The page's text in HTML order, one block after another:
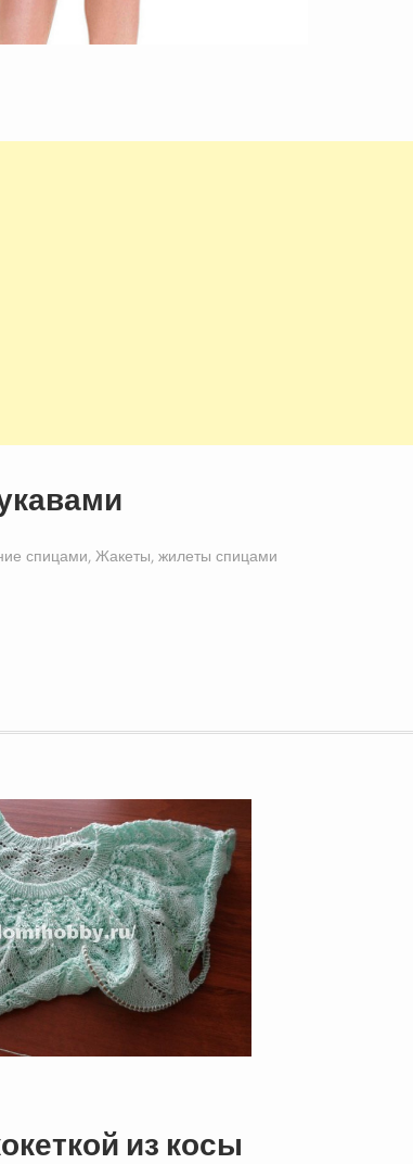
спицами, Жакеты, жилеты спицами
из косы